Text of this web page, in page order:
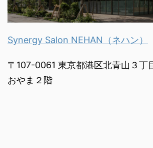
Synergy Salon NEHAN（ネハン）
〒107-0061 東京都港区北青山３丁
おやま２階